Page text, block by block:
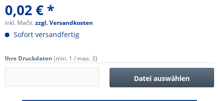
0,02 € *
inkl. MwSt.zzgl. Versandkosten
Sofort versandfertig
Ihre Druckdaten (min. 1 / max. 3)
Datei auswählen